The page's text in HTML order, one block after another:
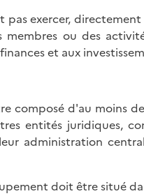
pas exercer,
membres ou des
et aux
composé d'au moins
entités juridiques,
administration
doit être situé